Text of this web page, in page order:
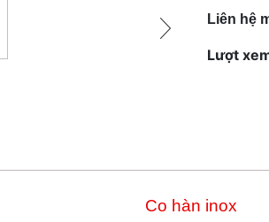
Liên hệ
Lượt
Co hàn inox